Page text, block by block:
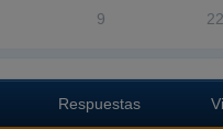
9
Respuestas